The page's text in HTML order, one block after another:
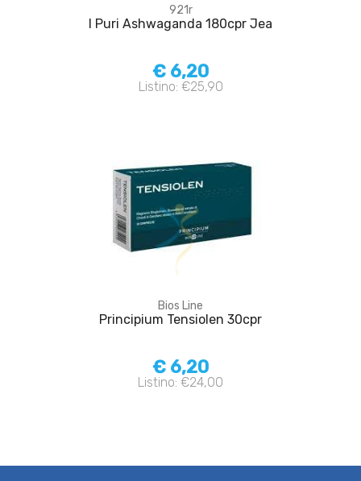
921r
I Puri Ashwaganda 180cpr Jea
€ 6,20
Listino: €25,90
Bios Line
Principium Tensiolen 30cpr
€ 6,20
Listino: €24,00